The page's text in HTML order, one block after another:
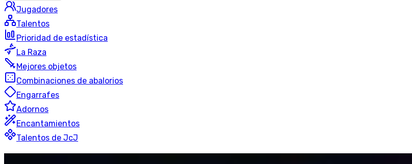
Jugadores
Talentos
Prioridad de estadística
La Raza
Mejores objetos
Combinaciones de abalorios
Engarrafes
Adornos
Encantamientos
Talentos de JcJ